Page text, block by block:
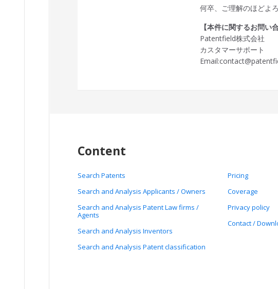
何卒、ご理解のほどよ
【本件に関するお問い
Patentfield株式会社
カスタマーサポート
Content
Search Patents
Search and Analysis Applicants / Owners
Search and Analysis Patent Law firms /
Agents
Search and Analysis Inventors
Search and Analysis Patent classification
Pricing
Coverage
Privacy policy
Contact /